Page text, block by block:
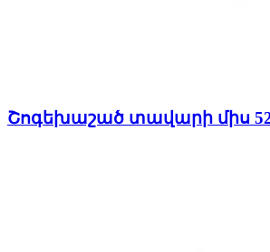
Շոգեխաշած տավարի միս